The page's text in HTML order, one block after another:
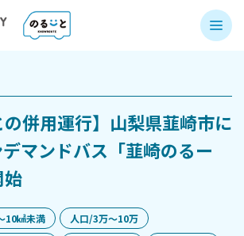
の併用運行】山梨県韮崎市に
マンドバス「韮崎のるー
始
10㎢未満
人口/3万〜10万